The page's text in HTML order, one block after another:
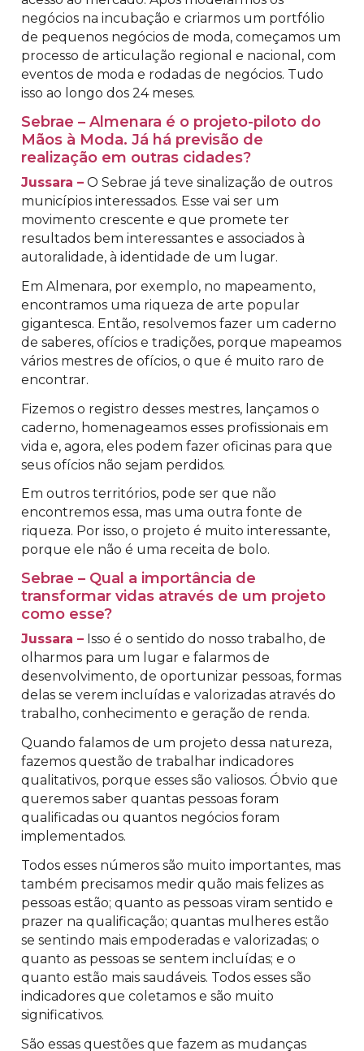
negócios na incubação e criarmos um portfólio
de pequenos negócios de moda, começamos um
processo de articulação regional e nacional, com
eventos de moda e rodadas de negócios. Tudo
isso ao longo dos 24 meses.
Sebrae – Almenara é o projeto-piloto do
Mãos à Moda. Já há previsão de
realização em outras cidades?
Jussara – O Sebrae já teve sinalização de outros
municípios interessados. Esse vai ser um
movimento crescente e que promete ter
resultados bem interessantes e associados à
autoralidade, à identidade de um lugar.
Em Almenara, por exemplo, no mapeamento,
encontramos uma riqueza de arte popular
gigantesca. Então, resolvemos fazer um caderno
de saberes, ofícios e tradições, porque mapeamos
vários mestres de ofícios, o que é muito raro de
encontrar.
Fizemos o registro desses mestres, lançamos o
caderno, homenageamos esses profissionais em
vida e, agora, eles podem fazer oficinas para que
seus ofícios não sejam perdidos.
Em outros territórios, pode ser que não
encontremos essa, mas uma outra fonte de
riqueza. Por isso, o projeto é muito interessante,
porque ele não é uma receita de bolo.
Sebrae – Qual a importância de
transformar vidas através de um projeto
como esse?
Jussara – Isso é o sentido do nosso trabalho, de
olharmos para um lugar e falarmos de
desenvolvimento, de oportunizar pessoas, formas
delas se verem incluídas e valorizadas através do
trabalho, conhecimento e geração de renda.
Quando falamos de um projeto dessa natureza,
fazemos questão de trabalhar indicadores
qualitativos, porque esses são valiosos. Óbvio que
queremos saber quantas pessoas foram
qualificadas ou quantos negócios foram
implementados.
Todos esses números são muito importantes, mas
também precisamos medir quão mais felizes as
pessoas estão; quanto as pessoas viram sentido e
prazer na qualificação; quantas mulheres estão
se sentindo mais empoderadas e valorizadas; o
quanto as pessoas se sentem incluídas; e o
quanto estão mais saudáveis. Todos esses são
indicadores que coletamos e são muito
significativos.
São essas questões que fazem as mudanças